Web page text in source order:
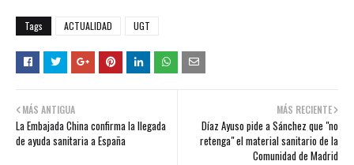
Tags ACTUALIDAD UGT
MÁS RECIENTE
Díaz Ayuso pide a Sánchez que "no
retenga" el material sanitario de la
Comunidad de Madrid
MÁS ANTIGUA
La Embajada China confirma la llegada
de ayuda sanitaria a España